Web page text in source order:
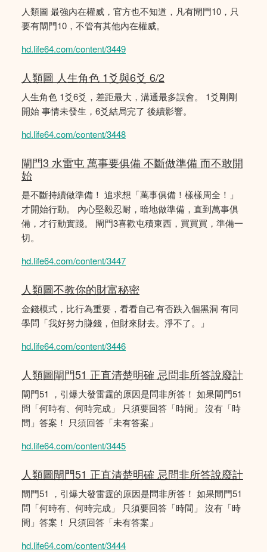
人類圖 最強內在權威，官方也不知道，凡有閘門10，只
要有閘門10，不管有其他內在權威。
hd.life64.com/content/3449
人類圖 人生角色 1爻與6爻 6/2
人生角色 1爻6爻，差距最大，溝通最多誤會。 1爻剛剛
開始 事情未發生，6爻結局完了 後續影響。
hd.life64.com/content/3448
閘門3 水雷屯 萬事要俱備 不斷做準備 而不敢開
始
是不斷持續做準備！ 追求想「萬事俱備！樣樣周全！」
才開始行動。 內心堅毅忍耐，暗地做準備，直到萬事俱
備，才行動實踐。 閘門3喜歡屯積東西，買買買，準備一
切。
hd.life64.com/content/3447
人類圖不教你的財富秘密
金錢模式，比行為重要，看看自己有否跌入個黑洞 有同
學問「我好努力賺錢，但財來財去。淨不了。」
hd.life64.com/content/3446
人類圖閘門51 正直清楚明確 忌問非所答說廢計
閘門51 ，引爆大發雷霆的原因是問非所答！ 如果閘門51
問「何時有、何時完成」 只須要回答「時間」 沒有「時
間」答案！ 只須回答「未有答案」
hd.life64.com/content/3445
人類圖閘門51 正直清楚明確 忌問非所答說廢計
閘門51 ，引爆大發雷霆的原因是問非所答！ 如果閘門51
問「何時有、何時完成」 只須要回答「時間」 沒有「時
間」答案！ 只須回答「未有答案」
hd.life64.com/content/3444